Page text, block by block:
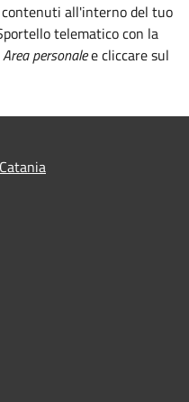
all'interno del tuo
telematico con la
Area personalee cliccare sul